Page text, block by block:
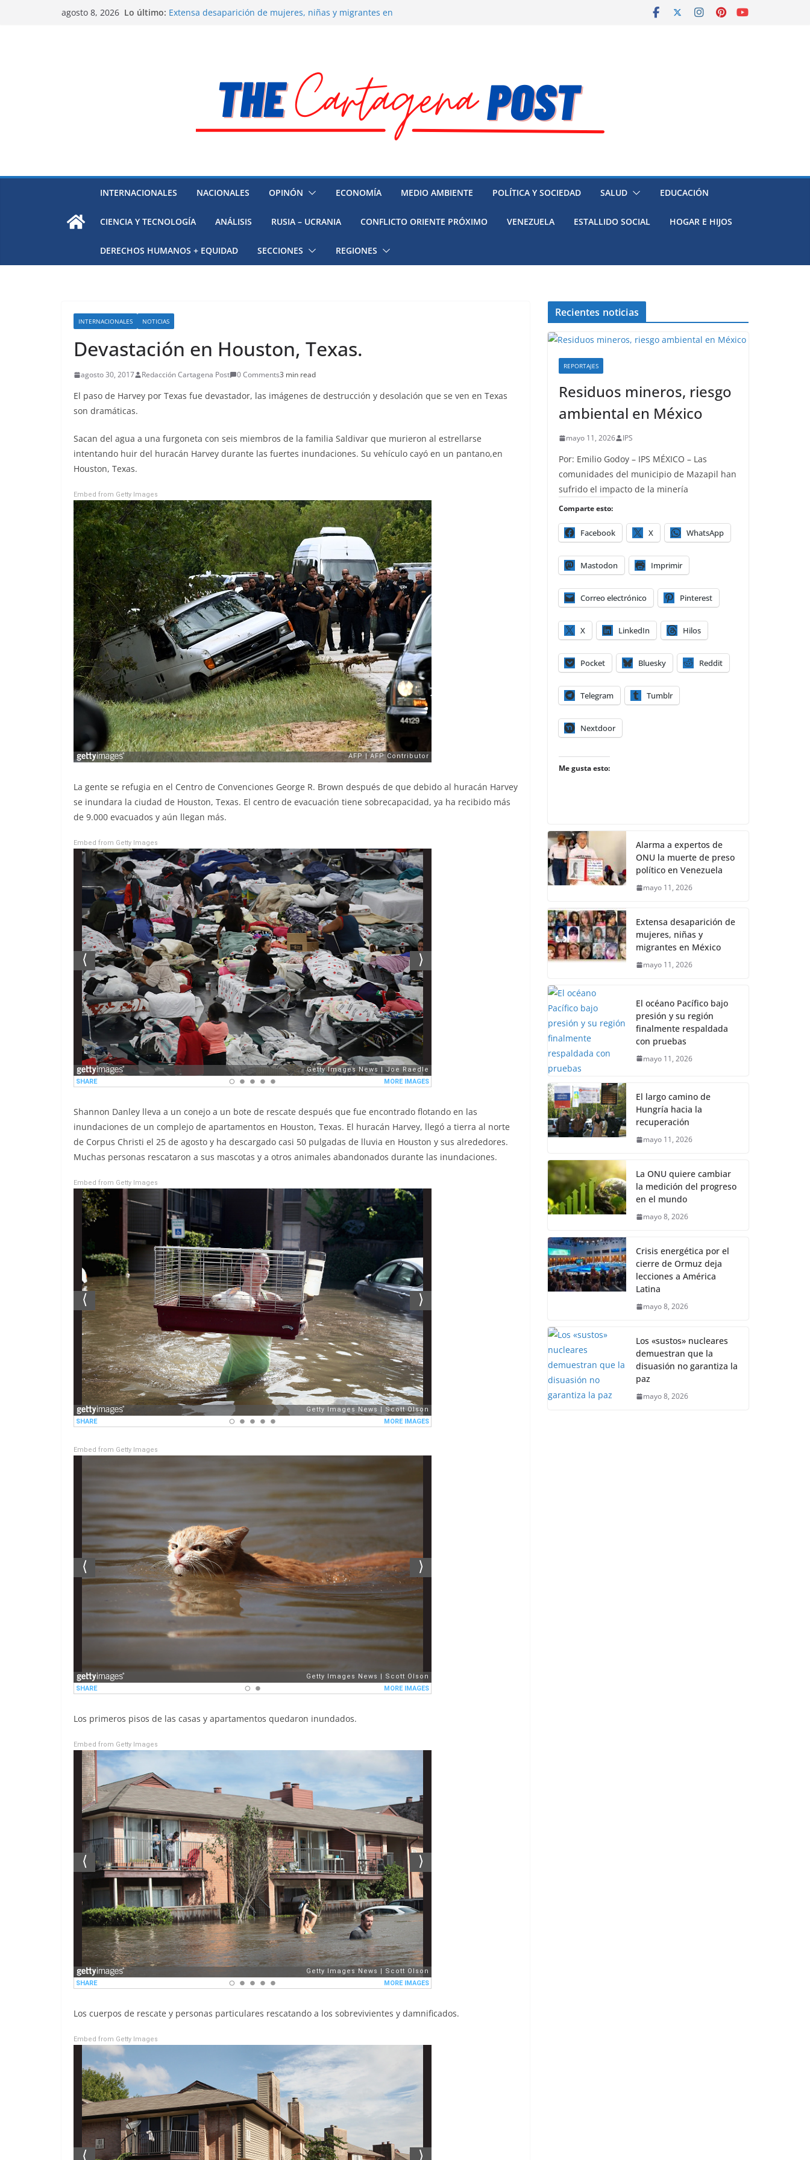
agosto 8, 2026 Lo último: Alarma a expertos de ONU la muerte de preso político en
El largo camino de Hungría hacia la recuperación
Residuos mineros, riesgo ambiental en México
INTERNACIONALES NACIONALES OPINÓN ECONOMÍA MEDIO AMBIENTE POLÍTICA Y SOCIEDAD SALUD EDUCACIÓN
CIENCIA Y TECNOLOGÍA ANÁLISIS RUSIA – UCRANIA CONFLICTO ORIENTE PRÓXIMO VENEZUELA ESTALLIDO SOCIAL HOGAR E HIJOS
DERECHOS HUMANOS + EQUIDAD SECCIONES REGIONES
INTERNACIONALES NOTICIAS
Devastación en Houston, Texas.
agosto 30, 2017 Redacción Cartagena Post 0 Comments3 min read
El paso de Harvey por Texas fue devastador, las imágenes de destrucción y desolación que se ven en Texas
son dramáticas.
Sacan del agua a una furgoneta con seis miembros de la familia Saldivar que murieron al estrellarse
intentando huir del huracán Harvey durante las fuertes inundaciones. Su vehículo cayó en un pantano,en
Houston, Texas.
Embed from Getty Images
La gente se refugia en el Centro de Convenciones George R. Brown después de que debido al huracán Harvey
se inundara la ciudad de Houston, Texas. El centro de evacuación tiene sobrecapacidad, ya ha recibido más
de 9.000 evacuados y aún llegan más.
Embed from Getty Images
Shannon Danley lleva a un conejo a un bote de rescate después que fue encontrado flotando en las
inundaciones de un complejo de apartamentos en Houston, Texas. El huracán Harvey, llegó a tierra al norte
de Corpus Christi el 25 de agosto y ha descargado casi 50 pulgadas de lluvia en Houston y sus alrededores.
Muchas personas rescataron a sus mascotas y a otros animales abandonados durante las inundaciones.
Embed from Getty Images
Embed from Getty Images
Los primeros pisos de las casas y apartamentos quedaron inundados.
Embed from Getty Images
Los cuerpos de rescate y personas particulares rescatando a los sobrevivientes y damnificados.
Embed from Getty Images
Recientes noticias
REPORTAJES
Residuos mineros, riesgo
ambiental en México
mayo 11, 2026 IPS
Por: Emilio Godoy – IPS MÉXICO – Las
comunidades del municipio de Mazapil han
sufrido el impacto de la minería
Comparte esto:
Facebook X WhatsApp
Mastodon Imprimir
Correo electrónico Pinterest
X LinkedIn Hilos
Pocket Bluesky Reddit
Telegram Tumblr
Nextdoor
Me gusta esto:
Alarma a expertos de
ONU la muerte de preso
político en Venezuela
mayo 11, 2026
Extensa desaparición de
mujeres, niñas y
migrantes en México
mayo 11, 2026
El océano Pacífico bajo
presión y su región
finalmente respaldada
con pruebas
mayo 11, 2026
El largo camino de
Hungría hacia la
recuperación
mayo 11, 2026
La ONU quiere cambiar
la medición del progreso
en el mundo
mayo 8, 2026
Crisis energética por el
cierre de Ormuz deja
lecciones a América
Latina
mayo 8, 2026
Los «sustos» nucleares
demuestran que la
disuasión no garantiza la
paz
mayo 8, 2026